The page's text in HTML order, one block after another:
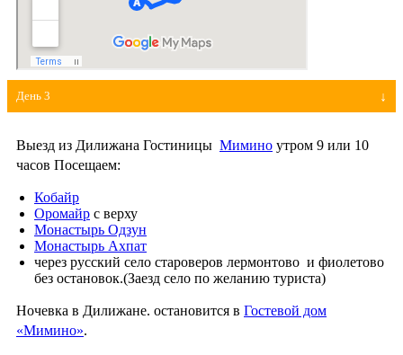
День 3
Выезд из Дилижана Гостиницы Мимино утром 9 или 10
часов Посещаем:
Кобайр
Оромайр с верху
Монастырь Одзун
Монастырь Ахпат
через русский село староверов лермонтово и фиолетово
без остановок.(Заезд село по желанию туриста)
Ночевка в Дилижане. остановится в Гостевой дом
«Мимино».